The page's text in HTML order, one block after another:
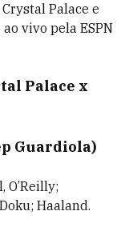
Palace e
vivo pela ESPN
Palace x
Guardiola)
O’Reilly;
Haaland.